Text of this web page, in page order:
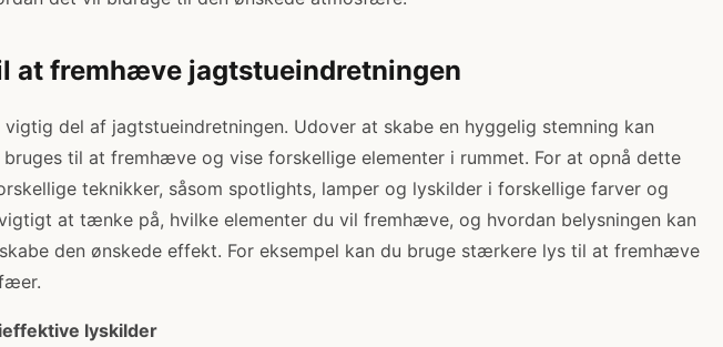
at fremhæve jagtstueindretningen
vigtig del af jagtstueindretningen. Udover at skabe en hyggelig stemning kan
bruges til at fremhæve og vise forskellige elementer i rummet. For at opnå dette
teknikker, såsom spotlights, lamper og lyskilder i forskellige farver og
at tænke på, hvilke elementer du vil fremhæve, og hvordan belysningen kan
den ønskede effekt. For eksempel kan du bruge stærkere lys til at fremhæve
lyskilder